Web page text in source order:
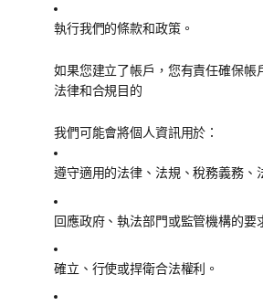
執行我們的條款和政策。
如果您建立了帳戶，您有責任確保帳
法律和合規目的
我們可能會將個人資訊用於：
遵守適用的法律、法規、稅務義務、
回應政府、執法部門或監管機構的要
確立、行使或捍衛合法權利。